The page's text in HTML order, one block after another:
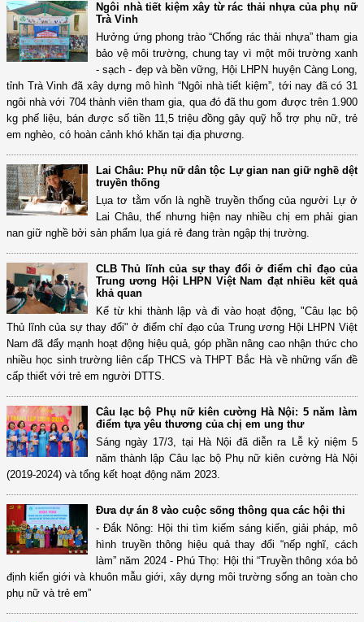
Ngôi nhà tiết kiệm xây từ rác thải nhựa của phụ nữ
Trà Vinh
Hưởng ứng phong trào “Chống rác thải nhựa” tham gia
bảo vệ môi trường, chung tay vì một môi trường xanh
- sạch - đẹp và bền vững, Hội LHPN huyện Càng Long,
tỉnh Trà Vinh đã xây dựng mô hình “Ngôi nhà tiết kiệm”, tới nay đã có 31
ngôi nhà với 704 thành viên tham gia, qua đó đã thu gom được trên 1.900
kg phế liệu, bán được số tiền 11,5 triệu đồng gây quỹ hỗ trợ phụ nữ, trẻ
em nghèo, có hoàn cảnh khó khăn tại địa phương.
Lai Châu: Phụ nữ dân tộc Lự gian nan giữ nghề dệt
truyền thống
Lụa tơ tằm vốn là nghề truyền thống của người Lự ở
Lai Châu, thế nhưng hiện nay nhiều chị em phải gian
nan giữ nghề bởi sản phẩm lụa giá rẻ đang tràn ngập thị trường.
CLB Thủ lĩnh của sự thay đổi ở điểm chỉ đạo của
Trung ương Hội LHPN Việt Nam đạt nhiều kết quả
khả quan
Kể từ khi thành lập và đi vào hoạt động, "Câu lạc bộ
Thủ lĩnh của sự thay đổi" ở điểm chỉ đạo của Trung ương Hội LHPN Việt
Nam đã đẩy mạnh hoạt động hiệu quả, góp phần nâng cao nhận thức cho
nhiều học sinh trường liên cấp THCS và THPT Bắc Hà về những vấn đề
cấp thiết với trẻ em người DTTS.
Câu lạc bộ Phụ nữ kiên cường Hà Nội: 5 năm làm
điểm tựa yêu thương của chị em ung thư
Sáng ngày 17/3, tại Hà Nội đã diễn ra Lễ kỷ niệm 5
năm thành lập Câu lạc bộ Phụ nữ kiên cường Hà Nội
(2019-2024) và tổng kết hoạt động năm 2023.
Đưa dự án 8 vào cuộc sống thông qua các hội thi
- Đắk Nông: Hội thi tìm kiếm sáng kiến, giải pháp, mô
hình truyền thông hiệu quả thay đổi “nếp nghĩ, cách
làm” năm 2024 - Phú Thọ: Hội thi “Truyền thông xóa bỏ
định kiến giới và khuôn mẫu giới, xây dựng môi trường sống an toàn cho
phụ nữ và trẻ em”